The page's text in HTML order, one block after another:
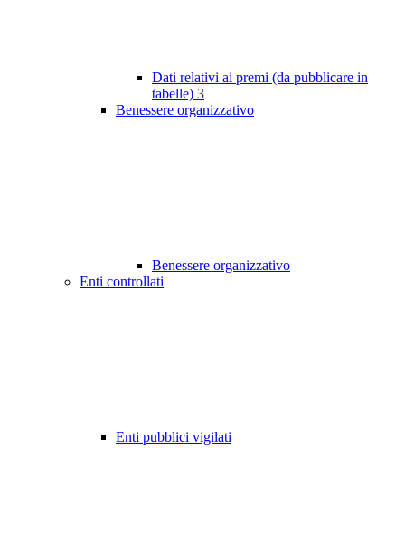
Dati relativi ai premi (da pubblicare in
tabelle) 3
Benessere organizzativo
Benessere organizzativo
Enti controllati
Enti pubblici vigilati